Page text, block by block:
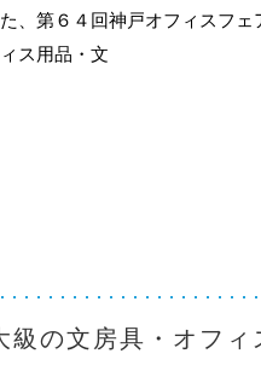
た、第６４回神戸オフィスフ
ス用品・文
の文房具・オフィ